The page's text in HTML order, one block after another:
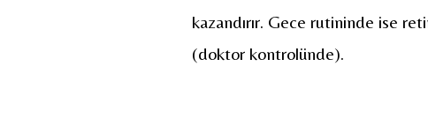
kazandırır. Gece rutininde ise
(doktor kontrolünde).